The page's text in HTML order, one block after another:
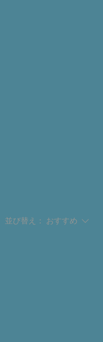
並び替え： おすすめ